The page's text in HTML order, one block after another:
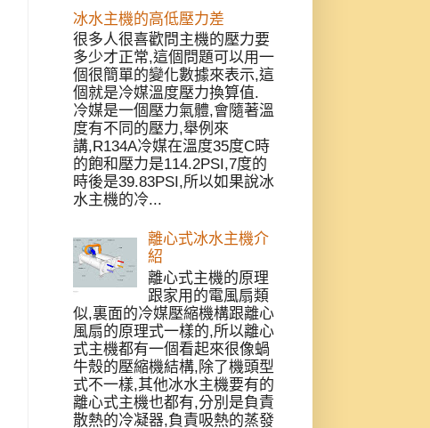
冰水主機的高低壓力差
很多人很喜歡問主機的壓力要
多少才正常,這個問題可以用一
個很簡單的變化數據來表示,這
個就是冷媒溫度壓力換算值.
冷媒是一個壓力氣體,會隨著溫
度有不同的壓力,舉例來
講,R134A冷媒在溫度35度C時
的飽和壓力是114.2PSI,7度的
時後是39.83PSI,所以如果說冰
水主機的冷...
離心式冰水主機介
紹
離心式主機的原理
跟家用的電風扇類
似,裏面的冷媒壓縮機構跟離心
風扇的原理式一樣的,所以離心
式主機都有一個看起來很像蝸
牛殼的壓縮機結構,除了機頭型
式不一樣,其他冰水主機要有的
離心式主機也都有,分別是負責
散熱的冷凝器,負責吸熱的蒸發